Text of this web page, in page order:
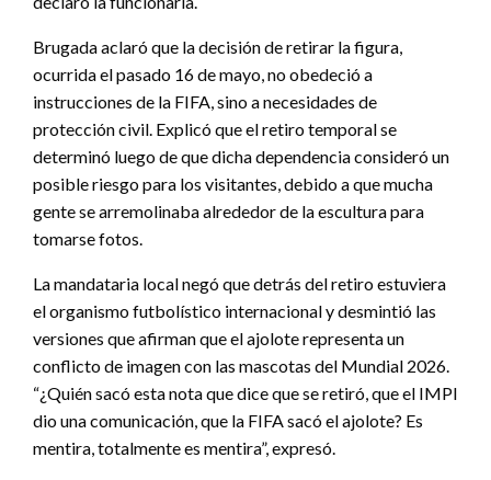
Brugada aclaró que la decisión de retirar la figura,
ocurrida el pasado 16 de mayo, no obedeció a
instrucciones de la FIFA, sino a necesidades de
protección civil. Explicó que el retiro temporal se
determinó luego de que dicha dependencia consideró un
posible riesgo para los visitantes, debido a que mucha
gente se arremolinaba alrededor de la escultura para
tomarse fotos.
La mandataria local negó que detrás del retiro estuviera
el organismo futbolístico internacional y desmintió las
versiones que afirman que el ajolote representa un
conflicto de imagen con las mascotas del Mundial 2026.
“¿Quién sacó esta nota que dice que se retiró, que el IMPI
dio una comunicación, que la FIFA sacó el ajolote? Es
mentira, totalmente es mentira”, expresó.